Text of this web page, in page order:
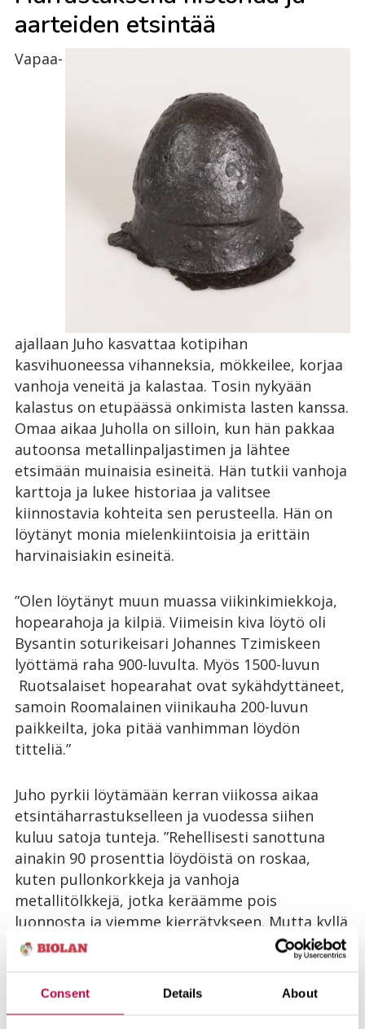
Consent Details About
aarteiden etsintää
Vapaa-
ajallaan Juho kasvattaa kotipihan
kasvihuoneessa vihanneksia, mökkeilee, korjaa
vanhoja veneitä ja kalastaa. Tosin nykyään
kalastus on etupäässä onkimista lasten kanssa.
Omaa aikaa Juholla on silloin, kun hän pakkaa
autoonsa metallinpaljastimen ja lähtee
etsimään muinaisia esineitä. Hän tutkii vanhoja
karttoja ja lukee historiaa ja valitsee
kiinnostavia kohteita sen perusteella. Hän on
löytänyt monia mielenkiintoisia ja erittäin
harvinaisiakin esineitä.
”Olen löytänyt muun muassa viikinkimiekkoja,
hopearahoja ja kilpiä. Viimeisin kiva löytö oli
Bysantin soturikeisari Johannes Tzimiskeen
lyöttämä raha 900-luvulta. Myös 1500-luvun
Ruotsalaiset hopearahat ovat sykähdyttäneet,
samoin Roomalainen viinikauha 200-luvun
paikkeilta, joka pitää vanhimman löydön
titteliä.”
Juho pyrkii löytämään kerran viikossa aikaa
etsintäharrastukselleen ja vuodessa siihen
kuluu satoja tunteja. ”Rehellisesti sanottuna
ainakin 90 prosenttia löydöistä on roskaa,
kuten pullonkorkkeja ja vanhoja
metallitölkkejä, jotka keräämme pois
luonnosta ja viemme kierrätykseen. Mutta kyllä
joka kerta löytyy myös jotain
kiinnostavaa.” Valitettavasti harvoin löytäjä saa
pitää löytämänsä esineen, vaan se luovutetaan